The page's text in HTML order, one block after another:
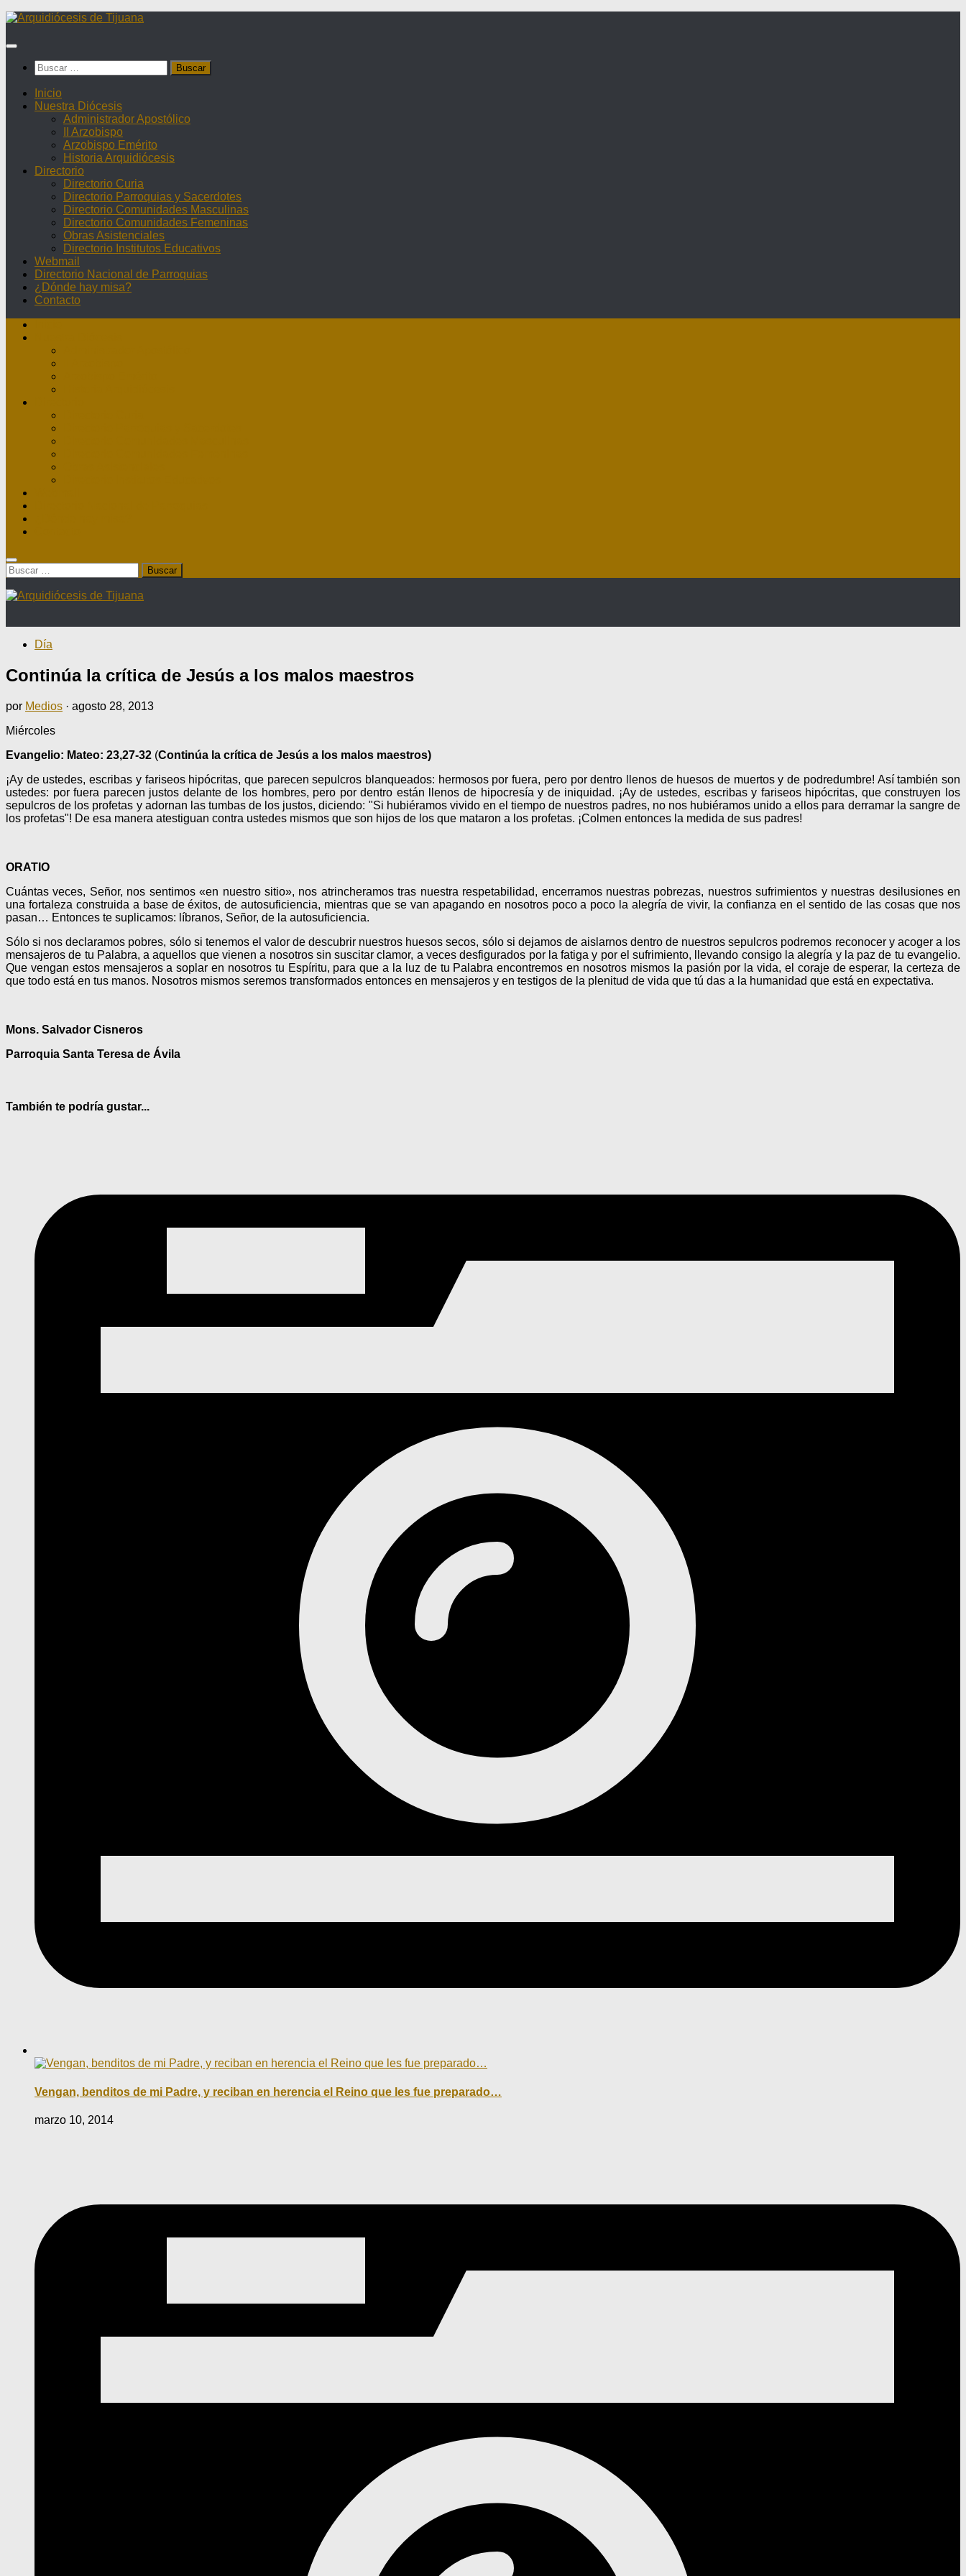
Saltar
contenido
Buscar:
Inicio
Nuestra Diócesis
Administrador Apostólico
II Arzobispo
Arzobispo Emérito
Historia Arquidiócesis
Directorio
Directorio Curia
Directorio Parroquias y Sacerdotes
Directorio Comunidades Masculinas
Directorio Comunidades Femeninas
Obras Asistenciales
Directorio Institutos Educativos
Webmail
Directorio Nacional de Parroquias
¿Dónde hay misa?
Contacto
Buscar:
Día
Continúa la crítica de Jesús a los malos maestros
por Medios · agosto 28, 2013
Miércoles
Evangelio: Mateo: 23,27-32 (Continúa la crítica de Jesús a los malos maestros)
¡Ay de ustedes, escribas y fariseos hipócritas, que parecen sepulcros blanqueados: hermosos por fuera, pero por dentro llenos de huesos de muertos y de podredumbre! Así también son
ustedes: por fuera parecen justos delante de los hombres, pero por dentro están llenos de hipocresía y de iniquidad. ¡Ay de ustedes, escribas y fariseos hipócritas, que construyen los
sepulcros de los profetas y adornan las tumbas de los justos, diciendo: "Si hubiéramos vivido en el tiempo de nuestros padres, no nos hubiéramos unido a ellos para derramar la sangre de
los profetas"! De esa manera atestiguan contra ustedes mismos que son hijos de los que mataron a los profetas. ¡Colmen entonces la medida de sus padres!
ORATIO
Cuántas veces, Señor, nos sentimos «en nuestro sitio», nos atrincheramos tras nuestra respetabilidad, encerramos nuestras pobrezas, nuestros sufrimientos y nuestras desilusiones en
una fortaleza construida a base de éxitos, de autosuficiencia, mientras que se van apagando en nosotros poco a poco la alegría de vivir, la confianza en el sentido de las cosas que nos
pasan… Entonces te suplicamos: líbranos, Señor, de la autosuficiencia.
Sólo si nos declaramos pobres, sólo si tenemos el valor de descubrir nuestros huesos secos, sólo si dejamos de aislarnos dentro de nuestros sepulcros podremos reconocer y acoger a los
mensajeros de tu Palabra, a aquellos que vienen a nosotros sin suscitar clamor, a veces desfigurados por la fatiga y por el sufrimiento, llevando consigo la alegría y la paz de tu evangelio.
Que vengan estos mensajeros a soplar en nosotros tu Espíritu, para que a la luz de tu Palabra encontremos en nosotros mismos la pasión por la vida, el coraje de esperar, la certeza de
que todo está en tus manos. Nosotros mismos seremos transformados entonces en mensajeros y en testigos de la plenitud de vida que tú das a la humanidad que está en expectativa.
Mons. Salvador Cisneros
Parroquia Santa Teresa de Ávila
También te podría gustar...
Vengan, benditos de mi Padre, y reciban en herencia el Reino que les fue preparado…
marzo 10, 2014